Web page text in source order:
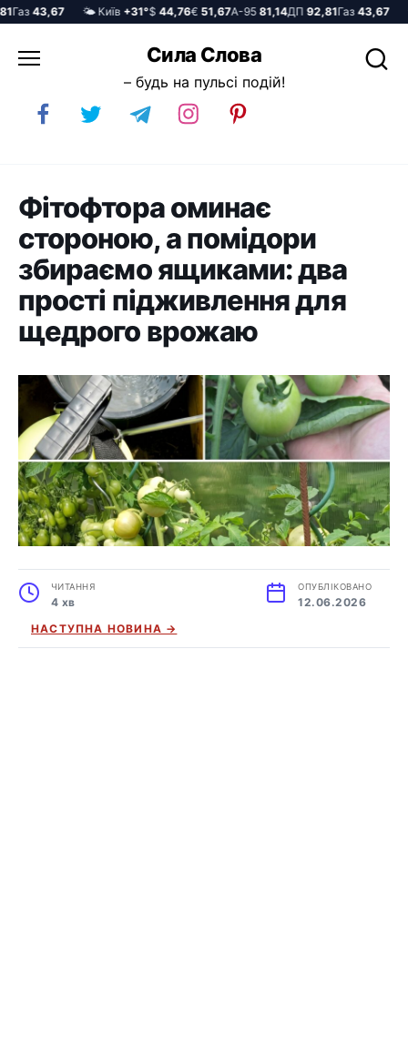
43,67 🌤️ Київ+31°$44,76€51,67А-9581,14ДП92,81Газ43,67 🌤️
до
Сила Слова
– будь на пульсі подій!
Фітофтора оминає
стороною, а помідори
збираємо ящиками: два
прості підживлення для
щедрого врожаю
ЧИТАННЯ
4 хв
ОПУБЛІКОВАНО
12.06.2026
НАСТУПНА НОВИНА →